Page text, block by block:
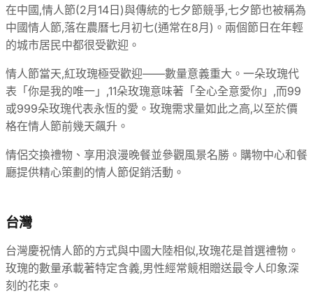
在中國,情人節(2月14日)與傳統的七夕節競爭,七夕節也被稱為
中國情人節,落在農曆七月初七(通常在8月)。兩個節日在年輕
的城市居民中都很受歡迎。
情人節當天,紅玫瑰極受歡迎——數量意義重大。一朵玫瑰代
表「你是我的唯一」,11朵玫瑰意味著「全心全意愛你」,而99
或999朵玫瑰代表永恆的愛。玫瑰需求量如此之高,以至於價
格在情人節前幾天飆升。
情侶交換禮物、享用浪漫晚餐並參觀風景名勝。購物中心和餐
廳提供精心策劃的情人節促銷活動。
台灣
台灣慶祝情人節的方式與中國大陸相似,玫瑰花是首選禮物。
玫瑰的數量承載著特定含義,男性經常競相贈送最令人印象深
刻的花束。